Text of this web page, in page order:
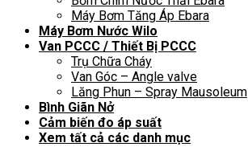
Máy Bơm Tăng Áp Ebara
Máy Bơm Nước Wilo
Van PCCC / Thiết Bị PCCC
Trụ Chữa Cháy
Van Góc – Angle valve
Lăng Phun – Spray Mausoleum
Bình Giãn Nở
Cảm biến đo áp suất
Xem tất cả các danh mục